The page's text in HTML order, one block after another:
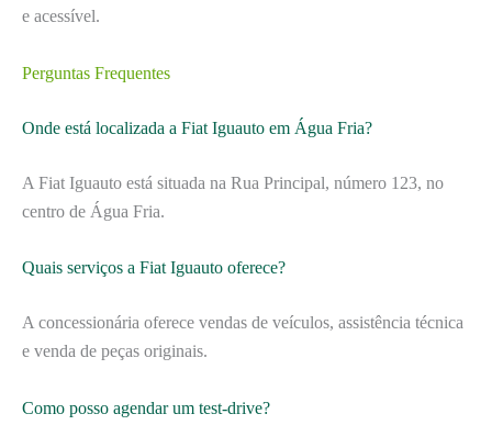
e acessível.
Perguntas Frequentes
Onde está localizada a Fiat Iguauto em Água Fria?
A Fiat Iguauto está situada na Rua Principal, número 123, no
centro de Água Fria.
Quais serviços a Fiat Iguauto oferece?
A concessionária oferece vendas de veículos, assistência técnica
e venda de peças originais.
Como posso agendar um test-drive?